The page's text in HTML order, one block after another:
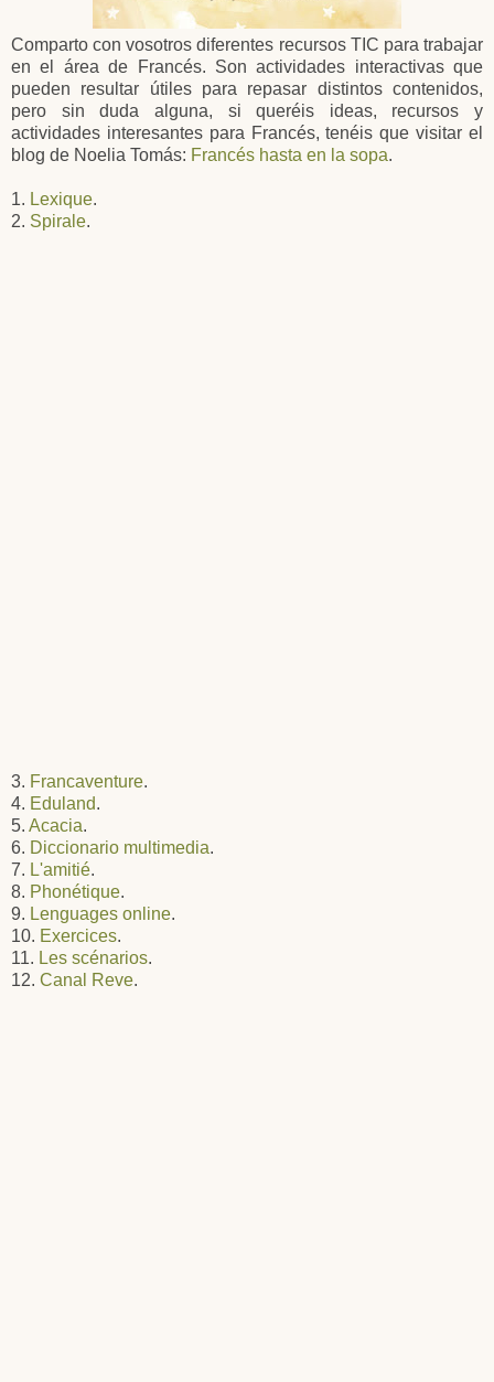
Comparto con vosotros diferentes recursos TIC para trabajar
en el área de Francés. Son actividades interactivas que
pueden resultar útiles para repasar distintos contenidos,
pero sin duda alguna, si queréis ideas, recursos y
actividades interesantes para Francés, tenéis que visitar el
blog de Noelia Tomás: Francés hasta en la sopa.
1. Lexique.
2. Spirale.
3. Francaventure.
4. Eduland.
5. Acacia.
6. Diccionario multimedia.
7. L'amitié.
8. Phonétique.
9. Lenguages online.
10. Exercices.
11. Les scénarios.
12. Canal Reve.